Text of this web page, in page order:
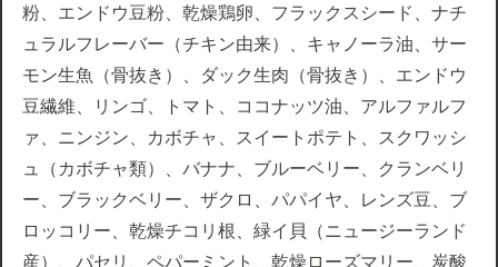
粉、エンドウ豆粉、乾燥鶏卵、フラックスシード、ナチ
ュラルフレーバー（チキン由来）、キャノーラ油、サー
モン生魚（骨抜き）、ダック生肉（骨抜き）、エンドウ
豆繊維、リンゴ、トマト、ココナッツ油、アルファルフ
ァ、ニンジン、カボチャ、スイートポテト、スクワッシ
ュ（カボチャ類）、バナナ、ブルーベリー、クランベリ
ー、ブラックベリー、ザクロ、パパイヤ、レンズ豆、ブ
ロッコリー、乾燥チコリ根、緑イ貝（ニュージーランド
産）、パセリ、ペパーミント、乾燥ローズマリー、炭酸